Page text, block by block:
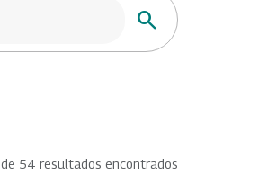
Buscar
de 54 resultados encontrados